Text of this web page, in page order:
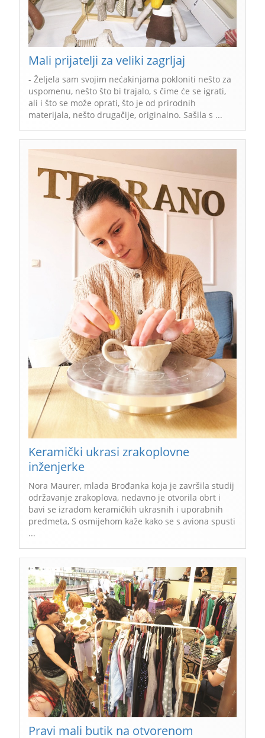
Mali prijatelji za veliki zagrljaj
- Željela sam svojim nećakinjama pokloniti nešto za
uspomenu, nešto što bi trajalo, s čime će se igrati,
ali i što se može oprati, što je od prirodnih
materijala, nešto drugačije, originalno. Sašila s ...
Keramički ukrasi zrakoplovne
inženjerke
Nora Maurer, mlada Brođanka koja je završila studij
održavanje zrakoplova, nedavno je otvorila obrt i
bavi se izradom keramičkih ukrasnih i uporabnih
predmeta, S osmijehom kaže kako se s aviona spusti
...
Pravi mali butik na otvorenom